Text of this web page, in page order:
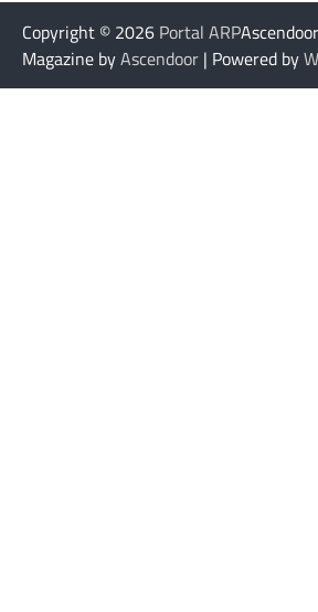
Copyright © 2026 Portal ARPAscendoor
Magazine byAscendoor | Powered by